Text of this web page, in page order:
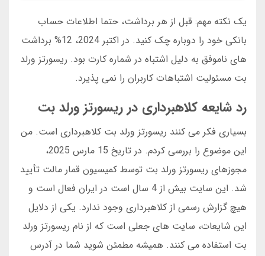
یک نکته مهم: قبل از هر برداشت، حتما اطلاعات حساب
بانکی خود را دوباره چک کنید. در اکتبر 2024، 12% برداشت
های ناموفق به دلیل اشتباه در شماره کارت بود. ریسورتز ورلد
بت مسئولیت اشتباهات کاربران را نمی پذیرد.
رد شایعه کلاهبرداری در ریسورتز ورلد بت
بسیاری فکر می کنند ریسورتز ورلد بت کلاهبرداری است. من
این موضوع را بررسی کردم. در تاریخ 15 مارس 2025،
مجوزهای ریسورتز ورلد بت توسط کمیسیون قمار مالت تأیید
شد. این سایت بیش از 4 سال است در ایران فعال است و
هیچ گزارش رسمی از کلاهبرداری وجود ندارد. یکی از دلایل
این شایعات، سایت های جعلی است که از نام ریسورتز ورلد
بت استفاده می کنند. همیشه مطمئن شوید شما در آدرس